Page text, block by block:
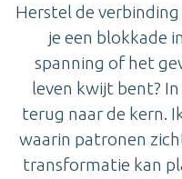
Herstel de
je een blokkade
spanning of het
leven kwijt bent?
terug naar de kern.
waarin patronen
transformatie kan